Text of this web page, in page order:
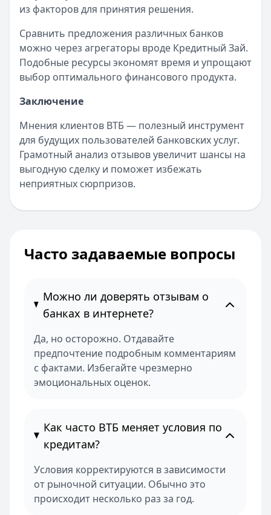
из факторов для принятия решения.
Сравнить предложения различных банков
можно через агрегаторы вроде Кредитный Зай.
Подобные ресурсы экономят время и упрощают
выбор оптимального финансового продукта.
Заключение
Мнения клиентов ВТБ — полезный инструмент
для будущих пользователей банковских услуг.
Грамотный анализ отзывов увеличит шансы на
выгодную сделку и поможет избежать
неприятных сюрпризов.
Часто задаваемые вопросы
Можно ли доверять отзывам о
банках в интернете?
Да, но осторожно. Отдавайте
предпочтение подробным комментариям
с фактами. Избегайте чрезмерно
эмоциональных оценок.
Как часто ВТБ меняет условия по
кредитам?
Условия корректируются в зависимости
от рыночной ситуации. Обычно это
происходит несколько раз за год.